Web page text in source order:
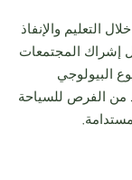
التعليم والإنفاذ
إشراك المجتمعات
البيولوجي
من الفرص للسياحة